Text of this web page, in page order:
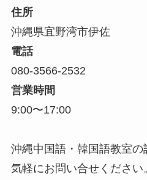
住所
沖縄県宜野湾市伊佐
電話
080-3566-2532
営業時間
9:00〜17:00
沖縄中国語・韓国語教室
気軽にお問い合せください